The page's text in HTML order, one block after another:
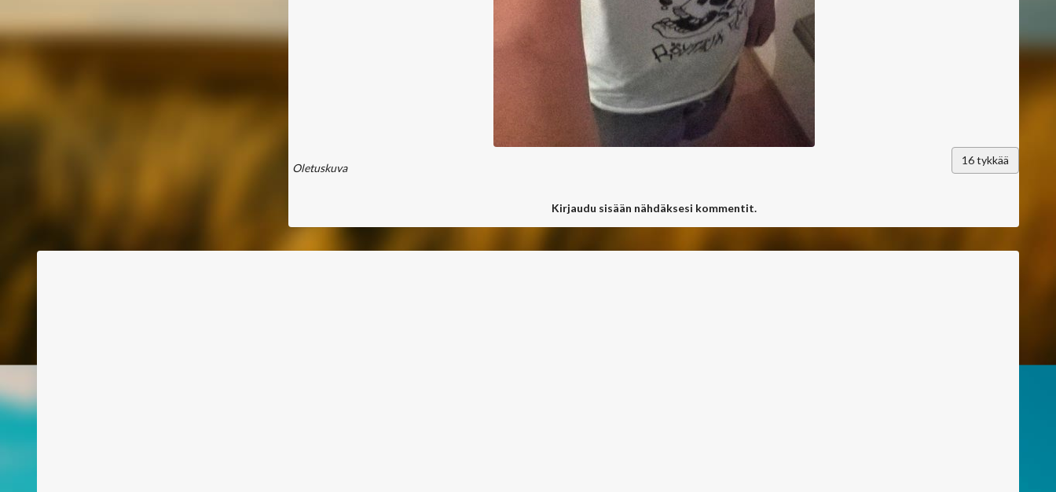
Oletuskuva
16tykkää
Kirjaudu sisään nähdäksesi kommentit.